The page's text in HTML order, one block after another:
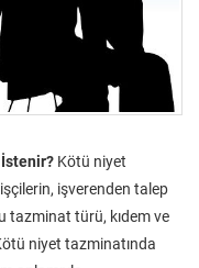
İstenir? Kötü niyet
işverenden talep
tazminat türü, kıdem ve
niyet tazminatında